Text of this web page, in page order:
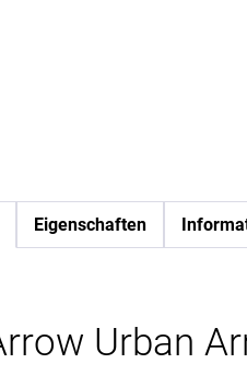
Eigenschaften
Urban